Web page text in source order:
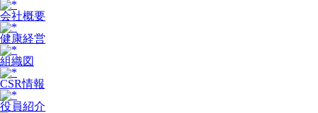
会社概要
健康経営
組織図
CSR情報
役員紹介